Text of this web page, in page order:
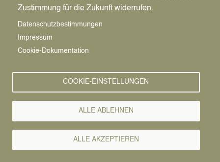
Wirtschafts-
News
Zustimmung für die Zukunft widerrufen.
Datenschutzbestimmungen
Impressum
Cookie-Dokumentation
COOKIE-EINSTELLUNGEN
ALLE ABLEHNEN
ALLE AKZEPTIEREN